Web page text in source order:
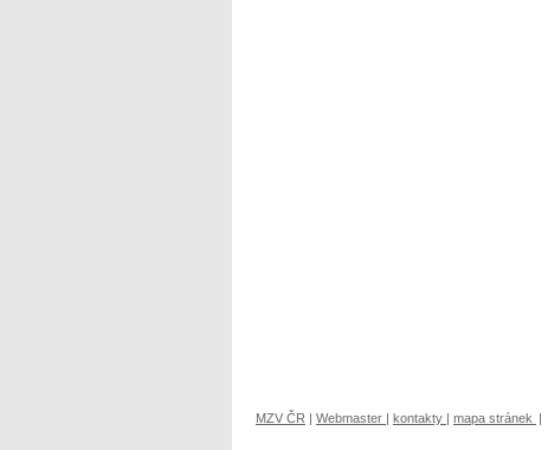
MZV ČR | Webmaster | kontakty | mapa stránek |